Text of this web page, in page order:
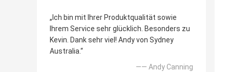
„Ich bin mit Ihrer Produktqualität sowie
Ihrem Service sehr glücklich. Besonders zu
Kevin. Dank sehr viel! Andy von Sydney
Australia.“
—— Andy Canning